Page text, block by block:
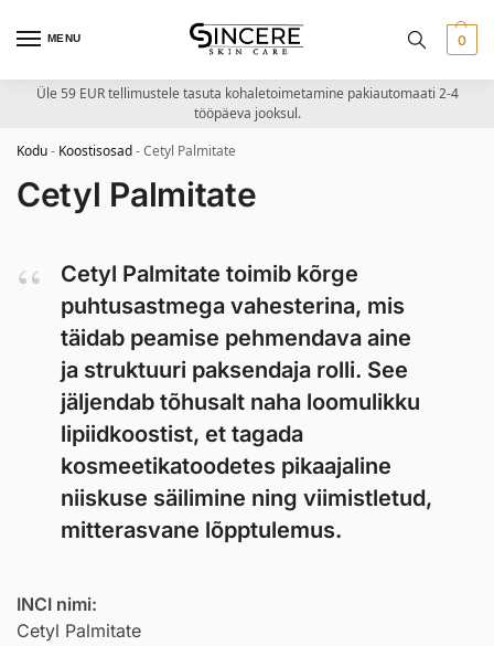
MENU 0
Üle 59 EUR tellimustele tasuta kohaletoimetamine pakiautomaati 2-4
tööpäeva jooksul.
Kodu- Koostisosad-Cetyl Palmitate
Cetyl Palmitate
Cetyl Palmitate toimib kõrge
puhtusastmega vahesterina, mis
täidab peamise pehmendava aine
ja struktuuri paksendaja rolli. See
jäljendab tõhusalt naha loomulikku
lipiidkoostist, et tagada
kosmeetikatoodetes pikaajaline
niiskuse säilimine ning viimistletud,
mitterasvane lõpptulemus.
INCI nimi:
Cetyl Palmitate